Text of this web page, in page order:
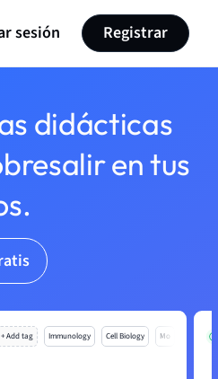
sesión Registrar
didácticas
en tus
+ Add tag Immunology Cell Biology Mo